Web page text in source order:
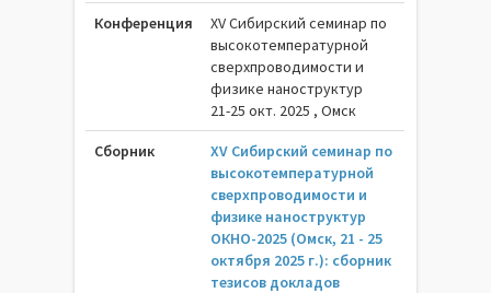
Конференция
XV Сибирский семинар по
высокотемпературной
сверхпроводимости и
физике наноструктур
21-25 окт. 2025 , Омск
Сборник
XV Сибирский семинар по
высокотемпературной
сверхпроводимости и
физике наноструктур
ОКНО-2025 (Омск, 21 - 25
октября 2025 г.): сборник
тезисов докладов